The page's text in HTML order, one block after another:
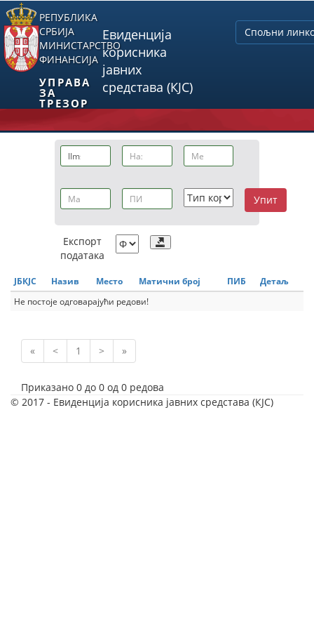
РЕПУБЛИКА
СРБИЈА
МИНИСТАРСТВО
ФИНАНСИЈА
УПРАВА
ЗА
ТРЕЗОР
Евиденција
корисника
јавних
средстава (КЈС)
Спољни
Упит
Експорт
података
ЈБКЈС Назив Место Матични број ПИБ
Детаљ
Не постоје одговарајући редови!
« < 1 > »
Приказано 0 до 0 од 0 редова
© 2017 - Евиденција корисника јавних средстава (КЈС)